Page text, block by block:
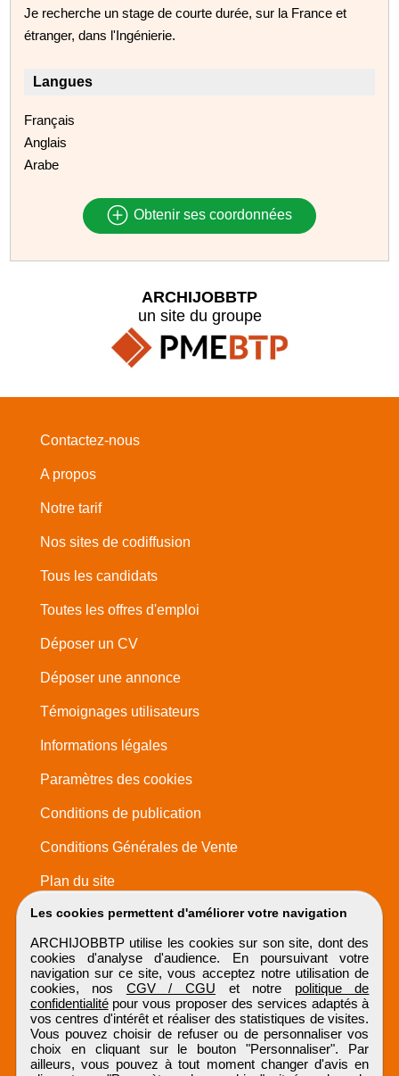
Je recherche un stage de courte durée, sur la France et
étranger, dans l'Ingénierie.
Langues
Français
Anglais
Arabe
Obtenir ses coordonnées
Les cookies permettent d'améliorer votre navigation
ARCHIJOBBTP utilise les cookies sur son site, dont des
cookies d'analyse d'audience. En poursuivant votre
navigation sur ce site, vous acceptez notre utilisation de
cookies, nos CGV / CGU et notre politique de
confidentialitépour vous proposer des services adaptés à
vos centres d'intérêt et réaliser des statistiques de visites.
Vous pouvez choisir de refuser ou de personnaliser vos
choix en cliquant sur le bouton "Personnaliser". Par
ailleurs, vous pouvez à tout moment changer d'avis en
ARCHIJOBBTP
un site du groupe
Contactez-nous
A propos
Notre tarif
Nos sites de codiffusion
Tous les candidats
Toutes les offres d'emploi
Déposer un CV
Déposer une annonce
Témoignages utilisateurs
Informations légales
Paramètres des cookies
Conditions de publication
Conditions Générales de Vente
Plan du site